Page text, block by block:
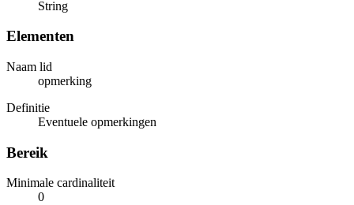
String
Elementen
Naam lid
opmerking
Definitie
Eventuele opmerkingen
Bereik
Minimale cardinaliteit
0